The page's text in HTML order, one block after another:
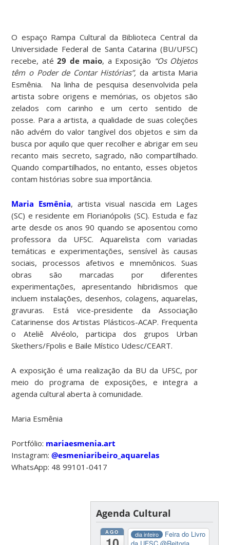
O espaço Rampa Cultural da Biblioteca Central da
Universidade Federal de Santa Catarina (BU/UFSC)
recebe, até29 de maio, a Exposição “Os Objetos
têm o Poder de Contar Histórias”, da artista Maria
Esmênia. Na linha de pesquisa desenvolvida pela
artista sobre origens e memórias, os objetos são
zelados com carinho e um certo sentido de
posse. Para a artista, a qualidade de suas coleções
não advém do valor tangível dos objetos e sim da
busca por aquilo que quer recolher e abrigar em seu
recanto mais secreto, sagrado, não compartilhado.
Quando compartilhados, no entanto, esses objetos
contam histórias sobre sua importância.
Maria Esmênia, artista visual nascida em Lages
(SC) e residente em Florianópolis (SC). Estuda e faz
arte desde os anos 90 quando se aposentou como
professora da UFSC. Aquarelista com variadas
temáticas e experimentações, sensível às causas
sociais, processos afetivos e mnemônicos. Suas
obras são marcadas por diferentes
experimentações, apresentando hibridismos que
incluem instalações, desenhos, colagens, aquarelas,
gravuras. Está vice-presidente da Associação
Catarinense dos Artistas Plásticos-ACAP. Frequenta
o Ateliê Alvéolo, participa dos grupos Urban
Skethers/Fpolis e Baile Místico Udesc/CEART.
A exposição é uma realização da BU da UFSC, por
meio do programa de exposições, e integra a
agenda cultural aberta à comunidade.
Maria Esmênia
Portfólio: mariaesmenia.art
Instagram:@esmeniaribeiro_aquarelas
WhatsApp: 48 99101-0417
Agenda Cultural
AGO dia inteiro
Feira do Livro